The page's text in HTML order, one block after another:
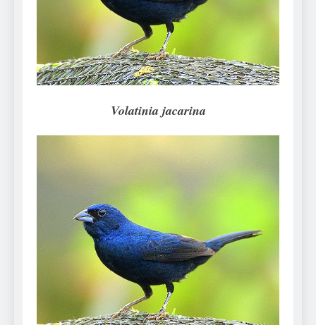
Can Bulldogs Play Fetch?
And How to Train Them!
7 Năm Ago
How Often Do I Need to
Groom My Bulldog
7 Năm Ago
Volatinia jacarina